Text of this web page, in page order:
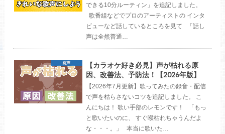
できる10分ルーティン」を追記しました。
歌番組などでプロのアーティストの インタ
ビューなど話しているところを見て 「話し
声は全然普通…
発声
【カラオケ好き必見】声が枯れる原
因、改善法、予防法！【2026年版】
【2026年7月更新】歌ってみたの録音・配信
で声を枯らさないコツを追記しました。 こ
んにちは！ 歌い手部のレモンです！ 「もっ
と歌いたいのに、 すぐ喉枯れちゃうんだよ
な・・・。」 本当に歌いた…